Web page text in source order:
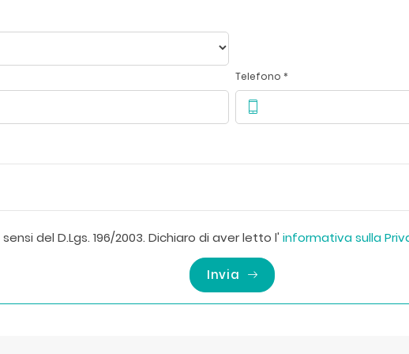
Telefono *
del D.Lgs. 196/2003. Dichiaro di aver letto l' informativa sulla
Invia